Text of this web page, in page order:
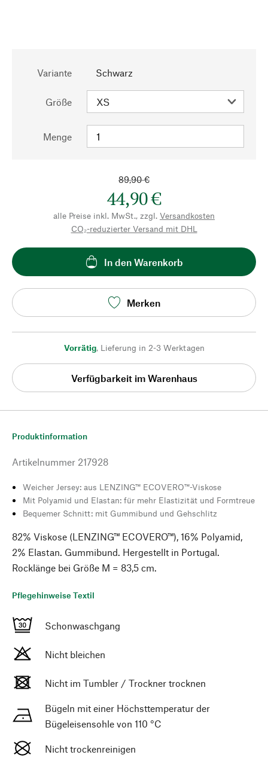
Variante Schwarz
Größe
Menge
89,90 €
44,90 €
alle Preise inkl. MwSt., zzgl. Versandkosten
CO₂-reduzierter Versand mit DHL
In den Warenkorb
Merken
Vorrätig, Lieferung in 2-3 Werktagen
Verfügbarkeit im Warenhaus
Produktinformation
Artikelnummer 217928
Weicher Jersey: aus LENZING™ ECOVERO™-Viskose
Mit Polyamid und Elastan: für mehr Elastizität und Formtreue
Bequemer Schnitt: mit Gummibund und Gehschlitz
82% Viskose (LENZING™ ECOVERO™), 16% Polyamid,
2% Elastan. Gummibund. Hergestellt in Portugal.
Rocklänge bei Größe M = 83,5 cm.
Pflegehinweise Textil
Schonwaschgang
Nicht bleichen
Nicht im Tumbler / Trockner trocknen
Bügeln mit einer Höchsttemperatur der
Bügeleisensohle von 110 °C
Nicht trockenreinigen